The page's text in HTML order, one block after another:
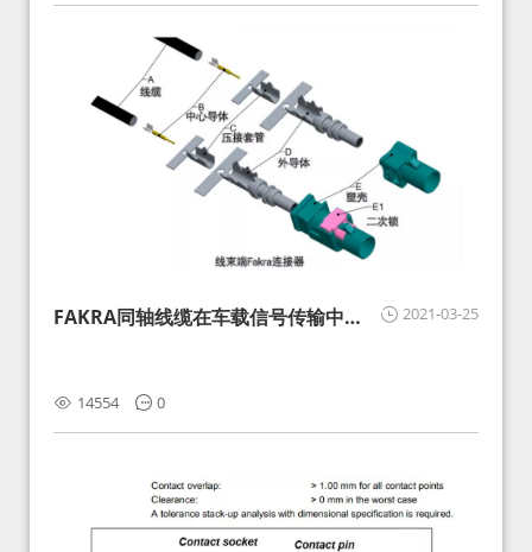
2021-03-25
FAKRA同轴线缆在车载信号传输中的
14554 0